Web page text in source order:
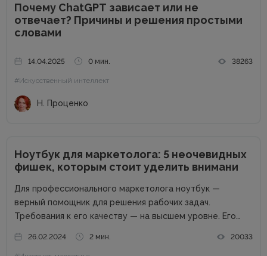
Почему ChatGPT зависает или не
отвечает? Причины и решения простыми
словами
14.04.2025 0 мин. 38263
#Искусственный интеллект
Н. Проценко
Ноутбук для маркетолога: 5 неочевидных
фишек, которым стоит уделить внимани
Для профессионального маркетолога ноутбук —
верный помощник для решения рабочих задач.
Требования к его качеству — на высшем уровне. Его
успехам. Добротный комплект «железа» — даже не
26.02.2024 2 мин. 20033